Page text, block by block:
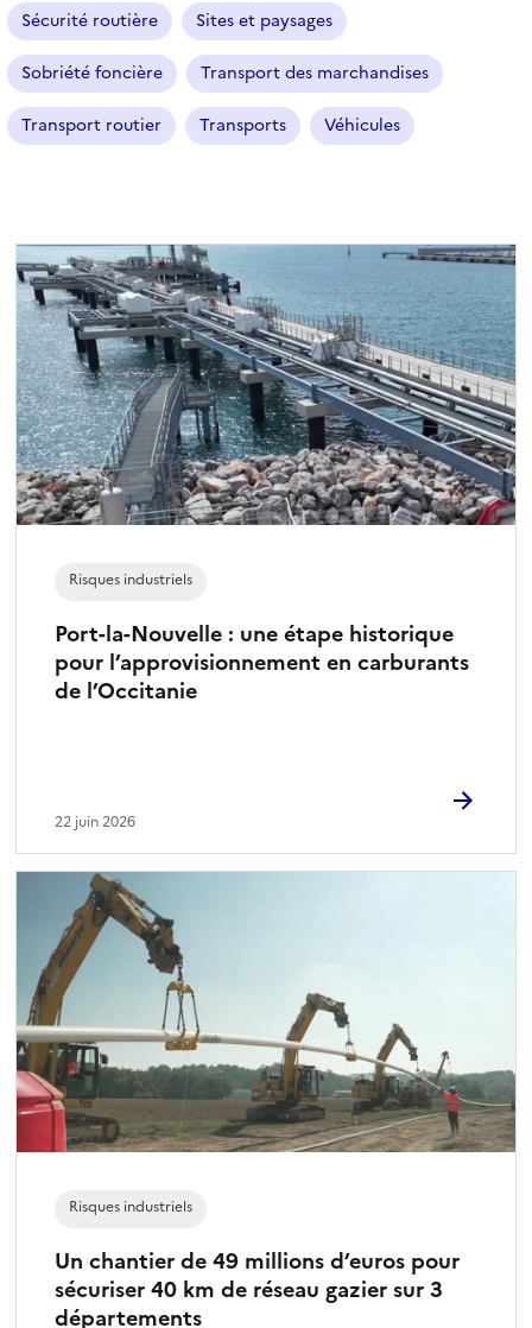
l
t
r
e
s
c
i
o
n
n
é
)
Sécurité routière Sites et paysages
Sobriété foncière Transport des marchandises
Transport routier Transports Véhicules
Port-la-Nouvelle : une étape historique
pour l’approvisionnement en carburants
de l’Occitanie
Risques industriels
22 juin 2026
Un chantier de 49 millions d’euros pour
sécuriser 40 km de réseau gazier sur 3
départements
Risques industriels